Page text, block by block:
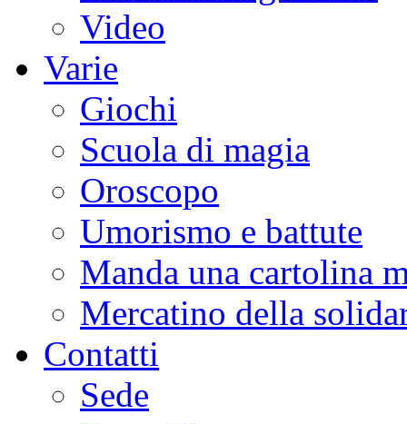
Video
Varie
Giochi
Scuola di magia
Oroscopo
Umorismo e battute
Manda una cartolina
Mercatino della
Contatti
Sede